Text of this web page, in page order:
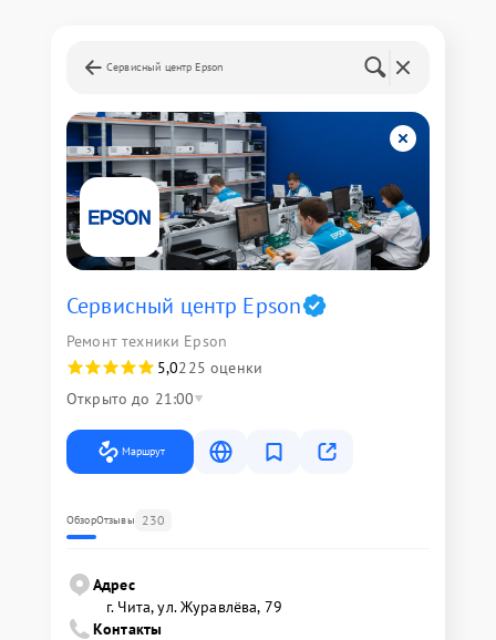
Сервисный центр Epson
Сервисный центр Epson
Ремонт техники Epson
5,0225 оценки
Открыто до 21:00
Маршрут
ОбзорОтзывы 230
Адрес
г. Чита, ул. Журавлёва, 79
Контакты